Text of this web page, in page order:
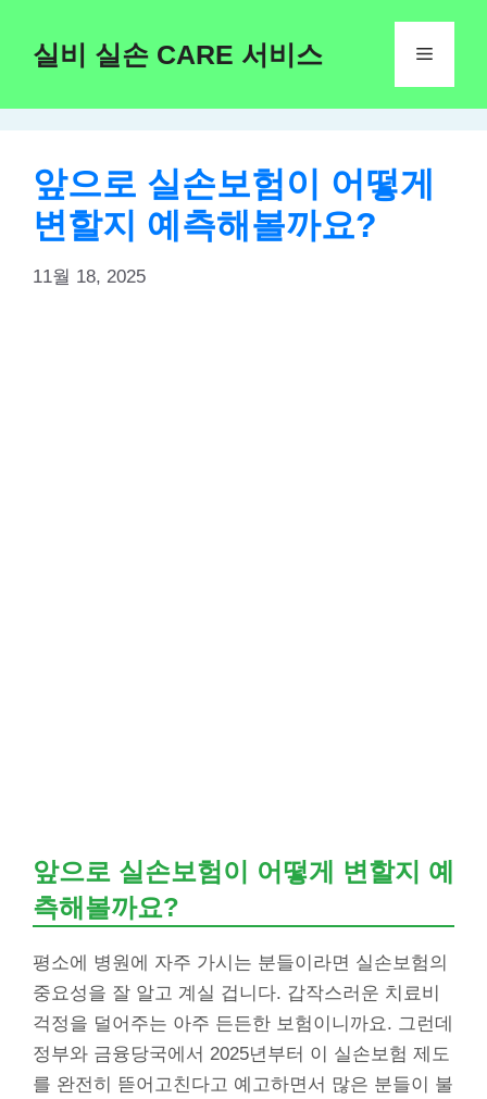
content
실비 실손 CARE 서비스 Menu
앞으로 실손보험이 어떻게
변할지 예측해볼까요?
11월 18, 2025
앞으로 실손보험이 어떻게 변할지 예
측해볼까요?
평소에 병원에 자주 가시는 분들이라면 실손보험의
중요성을 잘 알고 계실 겁니다. 갑작스러운 치료비
걱정을 덜어주는 아주 든든한 보험이니까요. 그런데
정부와 금융당국에서 2025년부터 이 실손보험 제도
를 완전히 뜯어고친다고 예고하면서 많은 분들이 불